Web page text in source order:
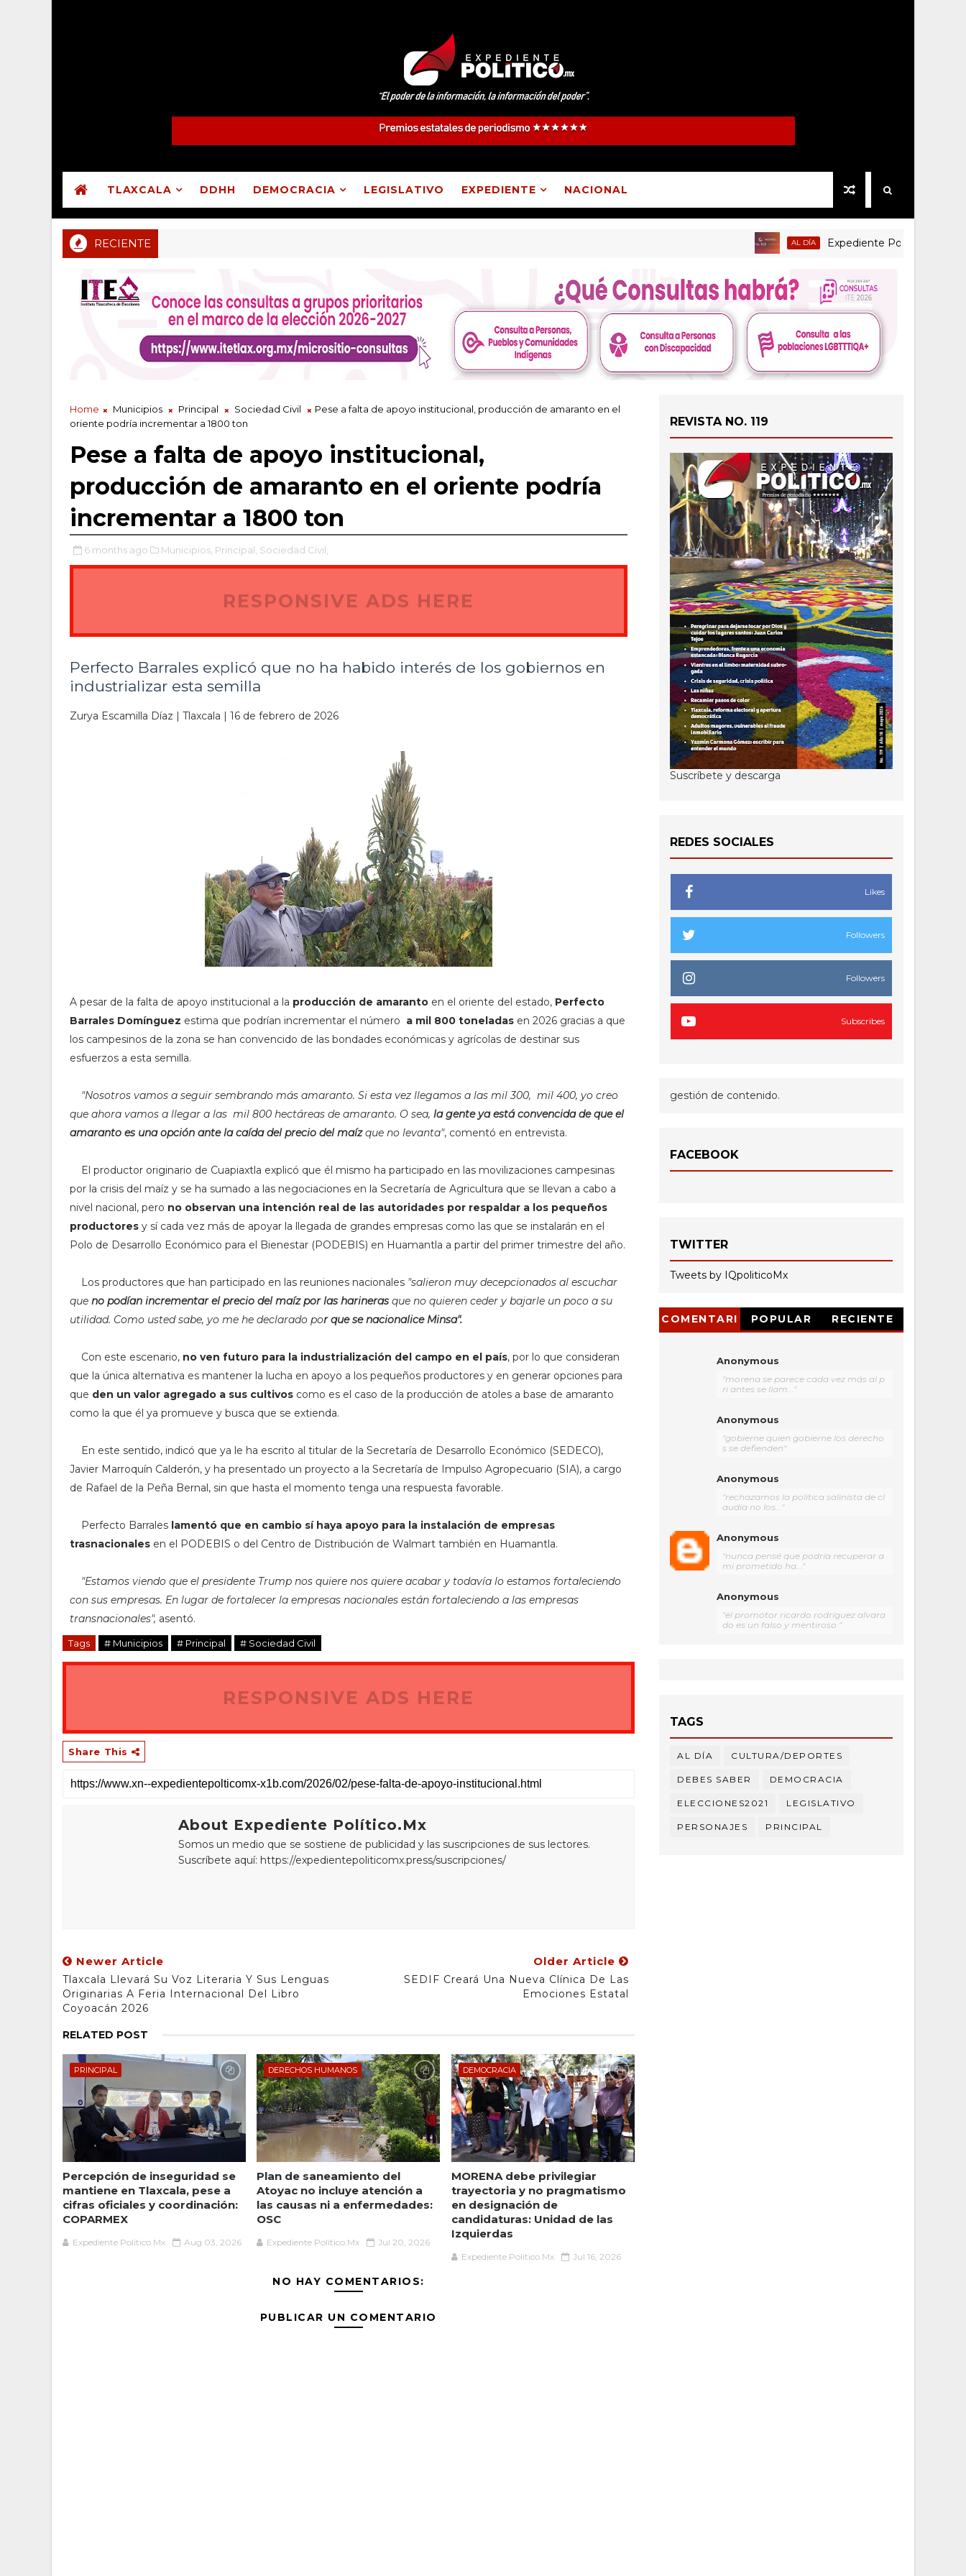
TLAXCALA DDHH DEMOCRACIA LEGISLATIVO EXPEDIENTE NACIONAL
RECIENTE AL DÍA Expediente Político.Mx no. 1125
Home Municipios Principal Sociedad Civil
Pese a falta de apoyo institucional, producción de amaranto en el
oriente podría incrementar a 1800 ton
Pese a falta de apoyo institucional,
producción de amaranto en el oriente podría
incrementar a 1800 ton
6 months ago Municipios, Principal, Sociedad Civil,
RESPONSIVE ADS HERE
Perfecto Barrales explicó que no ha habido interés de los gobiernos en
industrializar esta semilla
Zurya Escamilla Díaz | Tlaxcala | 16 de febrero de 2026
A pesar de la falta de apoyo institucional a la producción de amaranto en el oriente del estado, Perfecto
Barrales Domínguez estima que podrían incrementar el número a mil 800 toneladas en 2026 gracias a que
los campesinos de la zona se han convencido de las bondades económicas y agrícolas de destinar sus
esfuerzos a esta semilla.
"Nosotros vamos a seguir sembrando más amaranto. Si esta vez llegamos a las mil 300, mil 400, yo creo
que ahora vamos a llegar a las mil 800 hectáreas de amaranto. O sea, la gente ya está convencida de que el
amaranto es una opción ante la caída del precio del maízque no levanta", comentó en entrevista.
El productor originario de Cuapiaxtla explicó que él mismo ha participado en las movilizaciones campesinas
por la crisis del maíz y se ha sumado a las negociaciones en la Secretaría de Agricultura que se llevan a cabo a
nivel nacional, pero no observan una intención real de las autoridades por respaldar a los pequeños
productores y sí cada vez más de apoyar la llegada de grandes empresas como las que se instalarán en el
Polo de Desarrollo Económico para el Bienestar (PODEBIS) en Huamantla a partir del primer trimestre del año.
Los productores que han participado en las reuniones nacionales "salieron muy decepcionados al escuchar
que no podían incrementar el precio del maíz por las harineras que no quieren ceder y bajarle un poco a su
utilidad. Como usted sabe, yo me he declarado por que se nacionalice Minsa".
Con este escenario, no ven futuro para la industrialización del campo en el país, por lo que consideran
que la única alternativa es mantener la lucha en apoyo a los pequeños productores y en generar opciones para
que den un valor agregado a sus cultivos como es el caso de la producción de atoles a base de amaranto
como la que él ya promueve y busca que se extienda.
En este sentido, indicó que ya le ha escrito al titular de la Secretaría de Desarrollo Económico (SEDECO),
Javier Marroquín Calderón, y ha presentado un proyecto a la Secretaría de Impulso Agropecuario (SIA), a cargo
de Rafael de la Peña Bernal, sin que hasta el momento tenga una respuesta favorable.
Perfecto Barrales lamentó que en cambio sí haya apoyo para la instalación de empresas
trasnacionales en el PODEBIS o del Centro de Distribución de Walmart también en Huamantla.
"Estamos viendo que el presidente Trump nos quiere nos quiere acabar y todavía lo estamos fortaleciendo
con sus empresas. En lugar de fortalecer la empresas nacionales están fortaleciendo a las empresas
transnacionales", asentó.
Tags # Municipios # Principal # Sociedad Civil
RESPONSIVE ADS HERE
Share This
About Expediente Político.Mx
Somos un medio que se sostiene de publicidad y las suscripciones de sus lectores.
Suscríbete aquí: https://expedientepoliticomx.press/suscripciones/
Newer Article
Tlaxcala Llevará Su Voz Literaria Y Sus Lenguas
Originarias A Feria Internacional Del Libro
Coyoacán 2026
Older Article
SEDIF Creará Una Nueva Clínica De Las
Emociones Estatal
RELATED POST
PRINCIPAL
Percepción de inseguridad se
mantiene en Tlaxcala, pese a
cifras oficiales y coordinación:
COPARMEX
Expediente Político.Mx Aug 03, 2026
DERECHOS HUMANOS
Plan de saneamiento del
Atoyac no incluye atención a
las causas ni a enfermedades:
OSC
Expediente Político.Mx Jul 20, 2026
DEMOCRACIA
MORENA debe privilegiar
trayectoria y no pragmatismo
en designación de
candidaturas: Unidad de las
Izquierdas
Expediente Político.Mx Jul 16, 2026
NO HAY COMENTARIOS:
PUBLICAR UN COMENTARIO
REVISTA NO. 119
Suscríbete y descarga
REDES SOCIALES
Likes
Followers
Followers
Subscribes
gestión de contenido.
FACEBOOK
TWITTER
Tweets by IQpoliticoMx
COMENTARI
POPULAR RECIENTE
Anonymous
"morena se parece cada vez más al p
ri antes se llam..."
Anonymous
"gobierne quien gobierne los derecho
s se defienden"
Anonymous
"rechazamos la política salinista de cl
audia no los..."
Anonymous
"nunca pensé que podría recuperar a
mi prometido ha..."
Anonymous
"el promotor ricardo rodríguez alvara
do es un falso y mentiroso "
TAGS
AL DÍA CULTURA/DEPORTES
DEBES SABER DEMOCRACIA
ELECCIONES2021 LEGISLATIVO
PERSONAJES PRINCIPAL